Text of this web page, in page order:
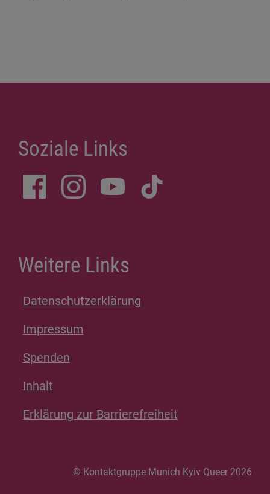
Soziale Links
Weitere Links
Datenschutzerklärung
Impressum
Spenden
Inhalt
Erklärung zur Barrierefreiheit
© Kontaktgruppe Munich Kyiv Queer 2026